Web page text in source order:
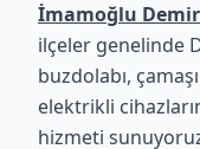
İmamoğlu
ilçeler genelinde
buzdolabı,
elektrikli
hizmeti